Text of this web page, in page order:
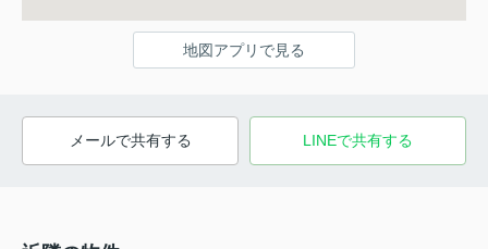
地図アプリで見る
メールで共有する LINEで共有する